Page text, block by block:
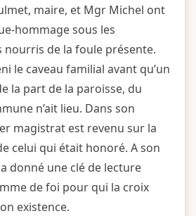
maire, et Mgr Michel ont
hommage sous les
nourris de la foule présente.
le caveau familial avant qu’un
la part de la paroisse, du
n’ait lieu. Dans son
magistrat est revenu sur la
celui qui était honoré. A son
donné une clé de lecture
de foi pour qui la croix
existence.